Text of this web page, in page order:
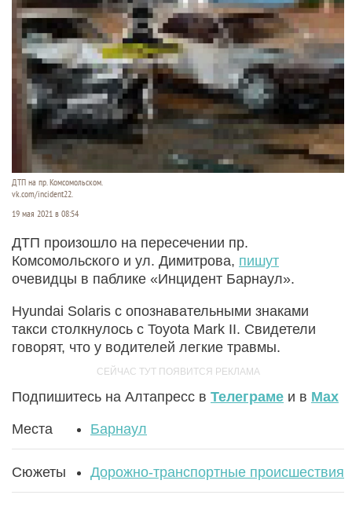
ДТП на пр. Комсомольском.
vk.com/incident22.
19 мая 2021 в 08:54
ДТП произошло на пересечении пр.
Комсомольского и ул. Димитрова, пишут
очевидцы в паблике «Инцидент Барнаул».
Hyundai Solaris с опознавательными знаками
такси столкнулось с Toyota Mark II. Свидетели
говорят, что у водителей легкие травмы.
Подпишитесь на Алтапресс в Телеграме и в Max
Места Барнаул
Сюжеты Дорожно-транспортные происшествия